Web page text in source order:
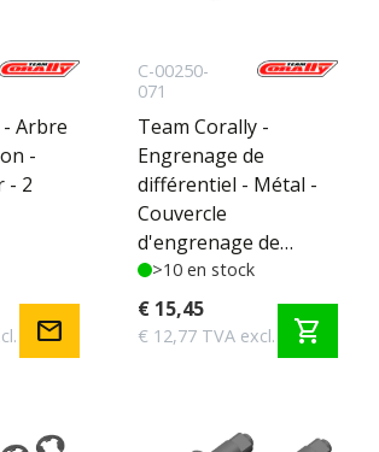
Arbre
-
- 2
mail
C-00250-
071
Team Corally -
Engrenage de
différentiel - Métal -
Couvercle
d'engrenage de
différentiel -
Composite - 1 Set
>10 en stock
€ 15,45
€ 12,77 TVA excl. shopping_cart